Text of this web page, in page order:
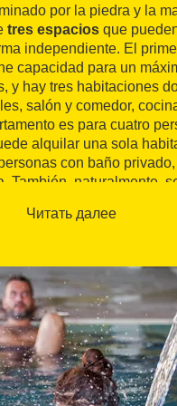
por la piedra y la
tres espacios que
independiente. El
capacidad para un
y hay tres habitaciones
salón y comedor,
es para cuatro
alquilar una sola
con baño
También, naturalmente,
de los
y que hacen que sea
culturales de Catalunya.
Читать далее